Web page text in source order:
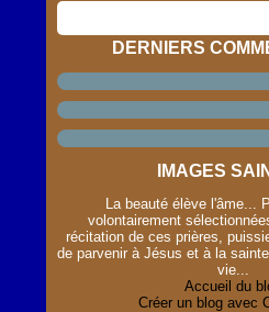
DERNIERS
IMAGES
La beauté élève l'âme...
volontairement
récitation de ces prières,
de parvenir à Jésus et à la
vie...
Accueil du
Créer un blog avec